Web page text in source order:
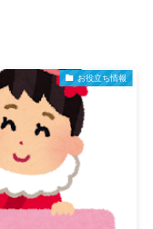
お役立ち情報